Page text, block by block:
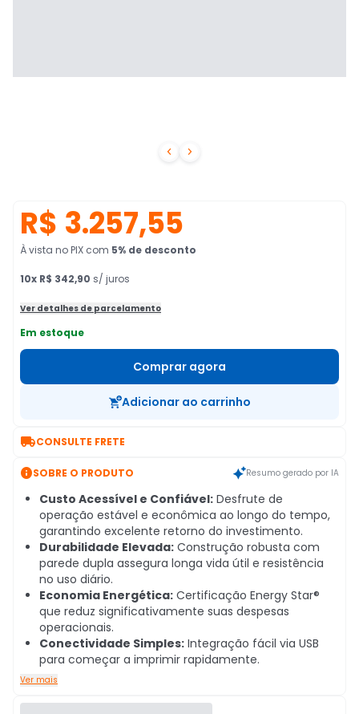
 
R$ 3.257,55
À vista no PIX com 5% de desconto
10x R$ 342,90 s/ juros
Ver detalhes de parcelamento
Em estoque
Comprar agora
Adicionar ao carrinho
CONSULTE FRETE
SOBRE O PRODUTO Resumo gerado por IA
Custo Acessível e Confiável: Desfrute de
operação estável e econômica ao longo do tempo,
garantindo excelente retorno do investimento.
Durabilidade Elevada: Construção robusta com
parede dupla assegura longa vida útil e resistência
no uso diário.
Economia Energética: Certificação Energy Star®
que reduz significativamente suas despesas
operacionais.
Conectividade Simples: Integração fácil via USB
para começar a imprimir rapidamente.
Ver mais